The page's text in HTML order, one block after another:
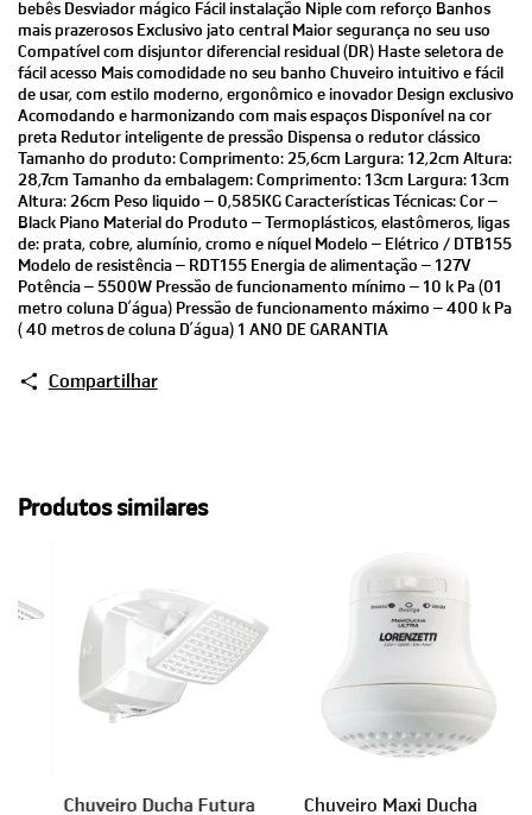
bebês Desviador mágico Fácil instalação Niple com reforço Banhos
mais prazerosos Exclusivo jato central Maior segurança no seu uso
Compatível com disjuntor diferencial residual (DR) Haste seletora de
fácil acesso Mais comodidade no seu banho Chuveiro intuitivo e fácil
de usar, com estilo moderno, ergonômico e inovador Design exclusivo
Acomodando e harmonizando com mais espaços Disponível na cor
preta Redutor inteligente de pressão Dispensa o redutor clássico
Tamanho do produto: Comprimento: 25,6cm Largura: 12,2cm Altura:
28,7cm Tamanho da embalagem: Comprimento: 13cm Largura: 13cm
Altura: 26cm Peso liquido – 0,585KG Características Técnicas: Cor –
Black Piano Material do Produto – Termoplásticos, elastômeros, ligas
de: prata, cobre, alumínio, cromo e níquel Modelo – Elétrico / DTB155
Modelo de resistência – RDT155 Energia de alimentação – 127V
Potência – 5500W Pressão de funcionamento mínimo – 10 k Pa (01
metro coluna D’água) Pressão de funcionamento máximo – 400 k Pa
( 40 metros de coluna D’água) 1 ANO DE GARANTIA
Compartilhar
Produtos similares
Chuveiro Ducha Futura
Chuveiro Maxi Ducha